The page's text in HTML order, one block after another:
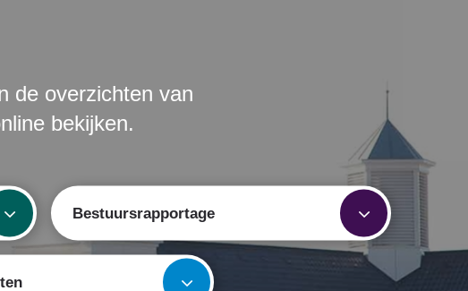
de overzichten van
bekijken.
Bestuursrapportage